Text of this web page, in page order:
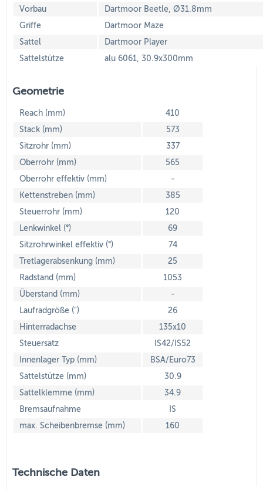
Vorbau
Dartmoor Beetle, Ø31.8mm
Griffe
Dartmoor Maze
Sattel
Dartmoor Player
Sattelstütze
alu 6061, 30.9x300mm
Geometrie
Reach (mm)
410
Stack (mm)
573
Sitzrohr (mm)
337
Oberrohr (mm)
565
Oberrohr effektiv (mm)
-
Kettenstreben (mm)
385
Steuerrohr (mm)
120
Lenkwinkel (°)
69
Sitzrohrwinkel effektiv (°)
74
Tretlagerabsenkung (mm)
25
Radstand (mm)
1053
Überstand (mm)
-
Laufradgröße (")
26
Hinterradachse
135x10
Steuersatz
IS42/IS52
Innenlager Typ (mm)
BSA/Euro73
Sattelstütze (mm)
30.9
Sattelklemme (mm)
34.9
Bremsaufnahme
IS
max. Scheibenbremse (mm)
160
Technische Daten